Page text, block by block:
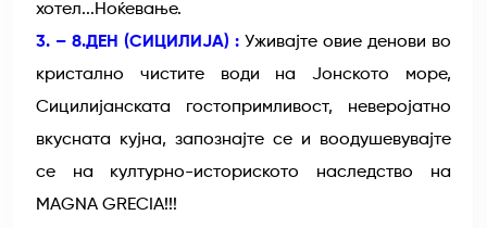
хотел...Ноќевање.
3. – 8.ДЕН (СИЦИЛИЈА) : Уживајте овие денови во
кристално чистите води на Јонското море,
Сицилијанската гостопримливост, неверојатно
вкусната кујна, запознајте се и воодушевувајте
се на културно-историското наследство на
MAGNA GRECIA!!!